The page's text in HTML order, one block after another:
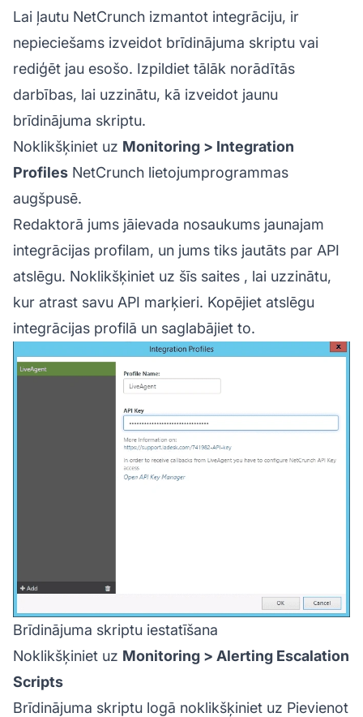
Lai ļautu NetCrunch izmantot integrāciju, ir
nepieciešams izveidot brīdinājuma skriptu vai
rediģēt jau esošo. Izpildiet tālāk norādītās
darbības, lai uzzinātu, kā izveidot jaunu
brīdinājuma skriptu.
Noklikšķiniet uz Monitoring > Integration
Profiles NetCrunch lietojumprogrammas
augšpusē.
Redaktorā jums jāievada nosaukums jaunajam
integrācijas profilam, un jums tiks jautāts par API
atslēgu. Noklikšķiniet uz šīs saites , lai uzzinātu,
kur atrast savu API marķieri. Kopējiet atslēgu
integrācijas profilā un saglabājiet to.
Brīdinājuma skriptu iestatīšana
Noklikšķiniet uz Monitoring > Alerting Escalation
Scripts
Brīdinājuma skriptu logā noklikšķiniet uz Pievienot